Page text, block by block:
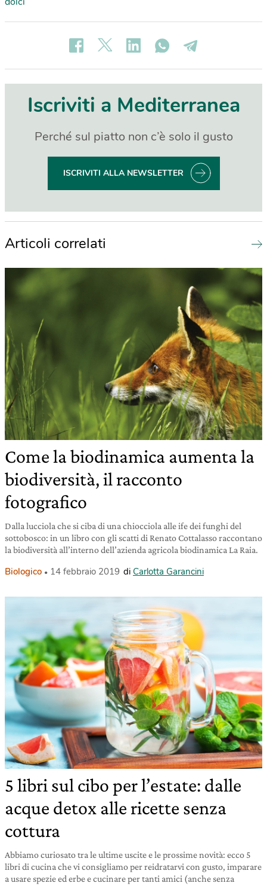
Iscriviti a Mediterranea
Perché sul piatto non c’è solo il gusto
ISCRIVITI ALLA NEWSLETTER
Articoli correlati
Come la biodinamica aumenta la
biodiversità, il racconto
fotografico
Dalla lucciola che si ciba di una chiocciola alle ife dei funghi del
sottobosco: in un libro con gli scatti di Renato Cottalasso raccontano
la biodiversità all’interno dell’azienda agricola biodinamica La Raia.
Biologico 14 febbraio 2019 di Carlotta Garancini
5 libri sul cibo per l’estate: dalle
acque detox alle ricette senza
cottura
Abbiamo curiosato tra le ultime uscite e le prossime novità: ecco 5
libri di cucina che vi consigliamo per reidratarvi con gusto, imparare
a usare spezie ed erbe e cucinare per tanti amici (anche senza